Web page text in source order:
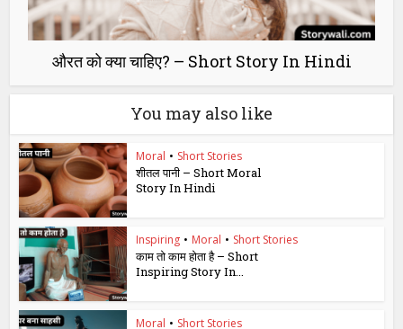
औरत को क्या चाहिए? – Short Story In Hindi
You may also like
Moral • Short Stories
शीतल पानी – Short Moral
Story In Hindi
Inspiring • Moral • Short Stories
काम तो काम होता है – Short
Inspiring Story In...
Moral • Short Stories